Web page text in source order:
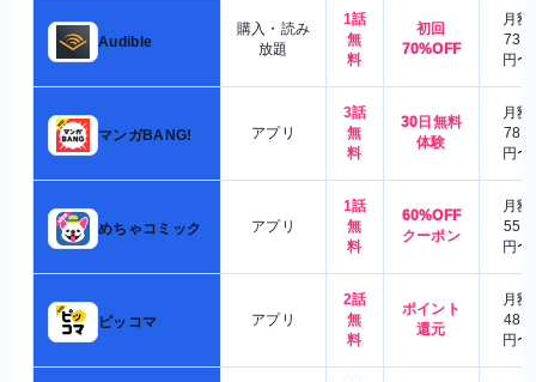
Audible
購入・読み
放題
1話
無
料
初回
70%OFF
月額
730
円〜
マンガBANG! アプリ
3話
無
料
30日無料
体験
月額
780
円〜
めちゃコミック アプリ
1話
無
料
60%OFF
クーポン
月額
550
円〜
ピッコマ アプリ
2話
無
料
ポイント
還元
月額
480
円〜